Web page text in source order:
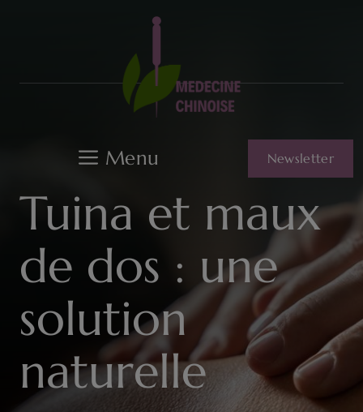
Menu Newsletter
Tuina et maux
de dos : une
solution
naturelle